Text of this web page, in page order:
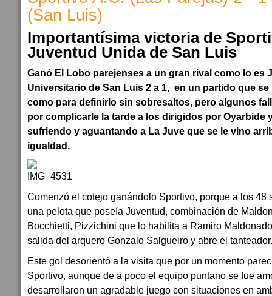
(San Luis)
Importantísima victoria de
Juventud Unida de San Luis
Ganó El Lobo parejenses a un gran rival como lo es
Universitario de San Luis 2 a 1, en un partido que
como para definirlo sin sobresaltos, pero algunos
por complicarle la tarde a los dirigidos por Oyarbide
sufriendo y aguantando a La Juve que se le vino
igualdad.
Comenzó el cotejo ganándolo Sportivo, porque a los 48
una pelota que poseía Juventud, combinación de
Bocchietti, Pizzichini que lo habilita a Ramiro
salida del arquero Gonzalo Salgueiro y abre el tanteador.
Este gol desorientó a la visita que por un momento
Sportivo, aunque de a poco el equipo puntano se fue
desarrollaron un agradable juego con situaciones en